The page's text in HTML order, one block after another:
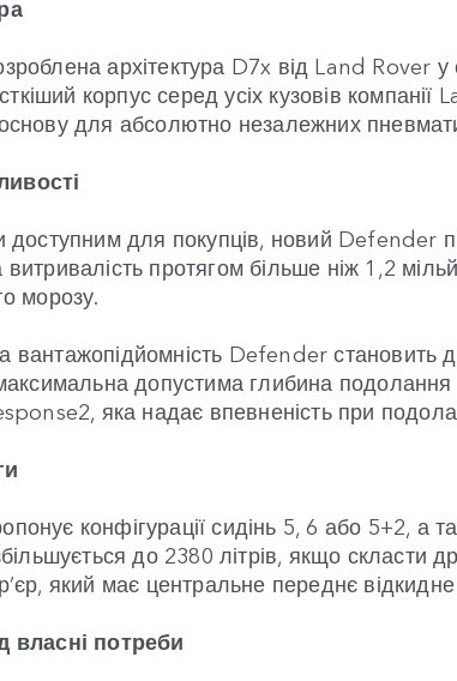
архітектура D7x від Land Rover
корпус серед усіх кузовів компанії
для абсолютно незалежних
доступним для покупців, новий
протягом більше ніж 1,2
морозу.
вантажопідйомність Defender становить
допустима глибина
яка надає впевненість при
конфігурації сидінь 5, 6 або 5+2, а
до 2380 літрів, якщо скласти
який має центральне переднє
власні потреби